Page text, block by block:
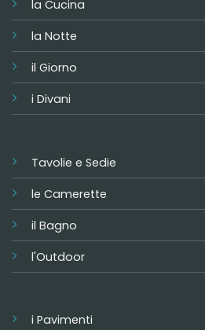
la Cucina
la Notte
il Giorno
i Divani
Tavolie e Sedie
le Camerette
il Bagno
l'Outdoor
i Pavimenti